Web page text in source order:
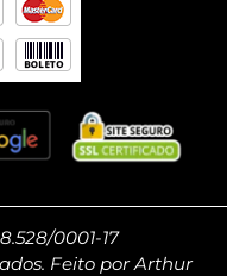
0001-17
Feito por Arthur